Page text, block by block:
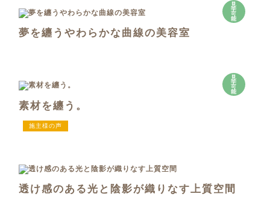
見
学
可
能
夢を纏うやわらかな曲線の美容室
見
学
可
能
素材を纏う。
施主様の声
透け感のある光と陰影が織りなす上質空間